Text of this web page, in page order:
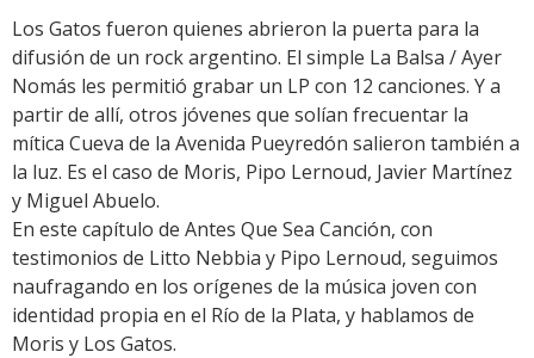
Link
Los Gatos fueron quienes abrieron la puerta para la
difusión de un rock argentino. El simple La Balsa / Ayer
Nomás les permitió grabar un LP con 12 canciones. Y a
partir de allí, otros jóvenes que solían frecuentar la
mítica Cueva de la Avenida Pueyredón salieron también a
la luz. Es el caso de Moris, Pipo Lernoud, Javier Martínez
y Miguel Abuelo.
En este capítulo de Antes Que Sea Canción, con
testimonios de Litto Nebbia y Pipo Lernoud, seguimos
naufragando en los orígenes de la música joven con
identidad propia en el Río de la Plata, y hablamos de
Moris y Los Gatos.